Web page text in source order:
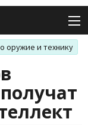
оружие и технику